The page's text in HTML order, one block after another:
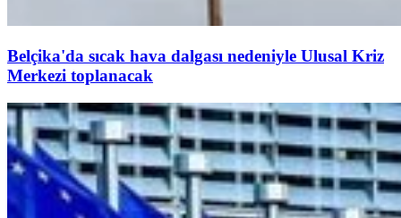
Belçika'da sıcak hava dalgası nedeniyle Ulusal Kriz
Merkezi toplanacak